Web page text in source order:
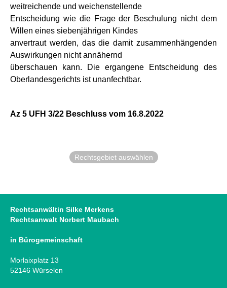
weitreichende und weichenstellende
Entscheidung wie die Frage der Beschulung nicht dem
Willen eines siebenjährigen Kindes
anvertraut werden, das die damit zusammenhängenden
Auswirkungen nicht annähernd
überschauen kann. Die ergangene Entscheidung des
Oberlandesgerichts ist unanfechtbar.
Az 5 UFH 3/22 Beschluss vom 16.8.2022
Rechtsgebiet auswählen
Rechtsanwältin Silke Merkens
Rechtsanwalt Norbert Maubach
in Bürogemeinschaft
Morlaixplatz 13
52146 Würselen